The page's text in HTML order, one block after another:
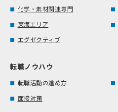
化学・素材関連専門
東海エリア
エグゼクティブ
転職ノウハウ
転職活動の進め方
面接対策